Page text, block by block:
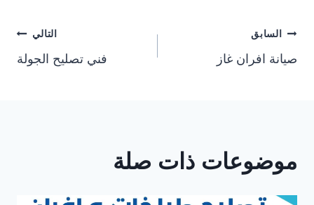
تصفّح
المقالات
السابق
صيانة افران غاز
التالي
فني تصليح الجولة
موضوعات ذات صلة